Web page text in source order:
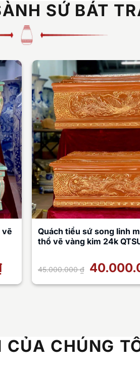
SỨ BÁT
vẽ
Giá
là:
Quách tiểu sứ song linh
thổ vẽ vàng kim 24k
45.000.000₫
Giá
gốc
45.000.000 ₫.
CỦA CHÚNG